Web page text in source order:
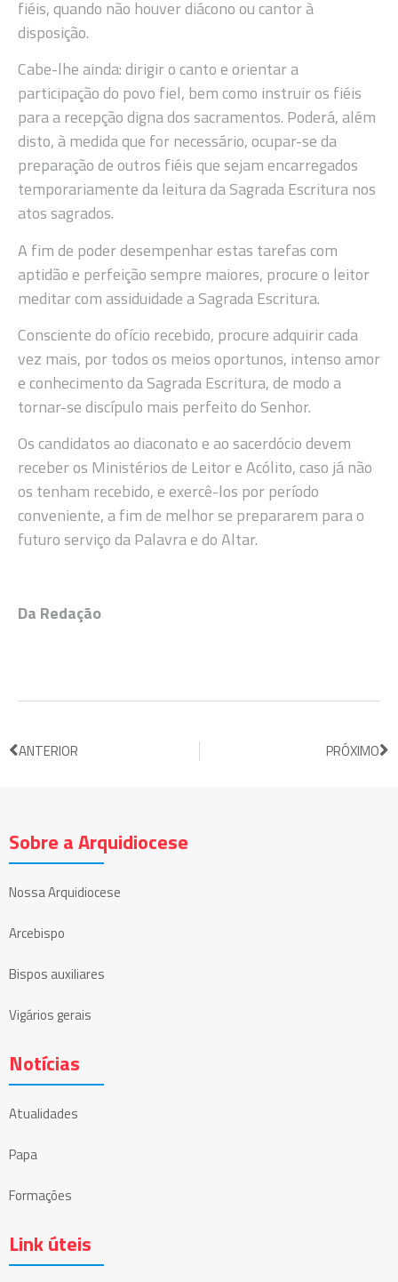
fiéis, quando não houver diácono ou cantor à
disposição.
Cabe-lhe ainda: dirigir o canto e orientar a
participação do povo fiel, bem como instruir os fiéis
para a recepção digna dos sacramentos. Poderá, além
disto, à medida que for necessário, ocupar-se da
preparação de outros fiéis que sejam encarregados
temporariamente da leitura da Sagrada Escritura nos
atos sagrados.
A fim de poder desempenhar estas tarefas com
aptidão e perfeição sempre maiores, procure o leitor
meditar com assiduidade a Sagrada Escritura.
Consciente do ofício recebido, procure adquirir cada
vez mais, por todos os meios oportunos, intenso amor
e conhecimento da Sagrada Escritura, de modo a
tornar-se discípulo mais perfeito do Senhor.
Os candidatos ao diaconato e ao sacerdócio devem
receber os Ministérios de Leitor e Acólito, caso já não
os tenham recebido, e exercê-los por período
conveniente, a fim de melhor se prepararem para o
futuro serviço da Palavra e do Altar.
Da Redação
ANTERIOR PRÓXIMO
Sobre a Arquidiocese
Nossa Arquidiocese
Arcebispo
Bispos auxiliares
Vigários gerais
Notícias
Atualidades
Papa
Formações
Link úteis